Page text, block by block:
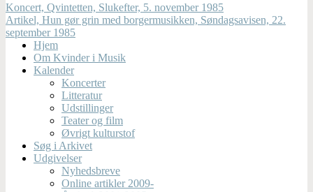
Koncert, Qvintetten, Slukefter, 5. november 1985
Artikel, Hun gør grin med borgermusikken, Søndagsavisen, 22.
september 1985
Hjem
Om Kvinder i Musik
Kalender
Koncerter
Litteratur
Udstillinger
Teater og film
Øvrigt kulturstof
Søg i Arkivet
Udgivelser
Nyhedsbreve
Online artikler 2009-